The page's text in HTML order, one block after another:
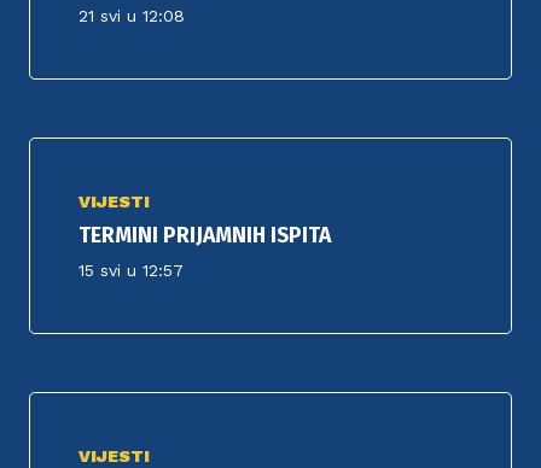
21 svi u 12:08
VIJESTI
TERMINI PRIJAMNIH ISPITA
15 svi u 12:57
VIJESTI